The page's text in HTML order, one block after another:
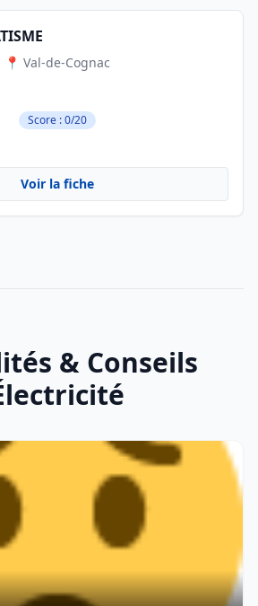
📍 Val-de-Cognac
Score : 0/20
Voir la fiche
& Conseils